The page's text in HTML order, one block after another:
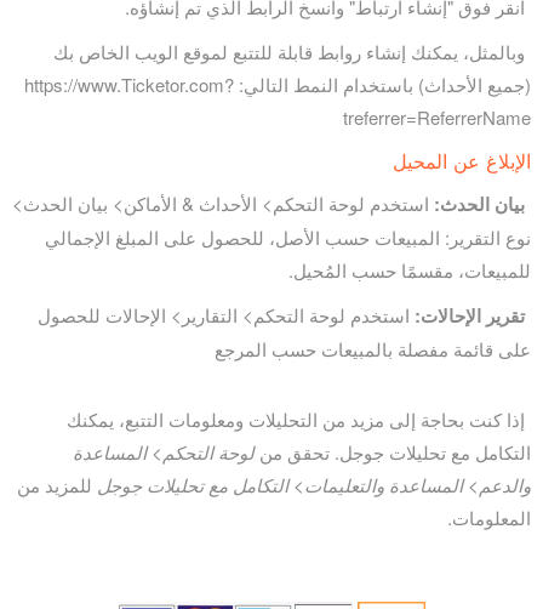
انقر فوق "إنشاء ارتباط" وانسخ الرابط الذي تم إنشاؤه.
وبالمثل، يمكنك إنشاء روابط قابلة للتتبع لموقع الويب الخاص بك
(جميع الأحداث) باستخدام النمط التالي: https://www.Ticketor.com?
treferrer=ReferrerName
الإبلاغ عن المحيل
بيان الحدث: استخدم لوحة التحكم> الأحداث & الأماكن> بيان الحدث>
نوع التقرير: المبيعات حسب الأصل، للحصول على المبلغ الإجمالي
للمبيعات، مقسمًا حسب المُحيل.
تقرير الإحالات: استخدم لوحة التحكم> التقارير> الإحالات للحصول
على قائمة مفصلة بالمبيعات حسب المرجع
إذا كنت بحاجة إلى مزيد من التحليلات ومعلومات التتبع، يمكنك
التكامل مع تحليلات جوجل. تحقق منلوحة التحكم> المساعدة
والدعم> المساعدة والتعليمات> التكامل مع تحليلات جوجل للمزيد من
المعلومات.